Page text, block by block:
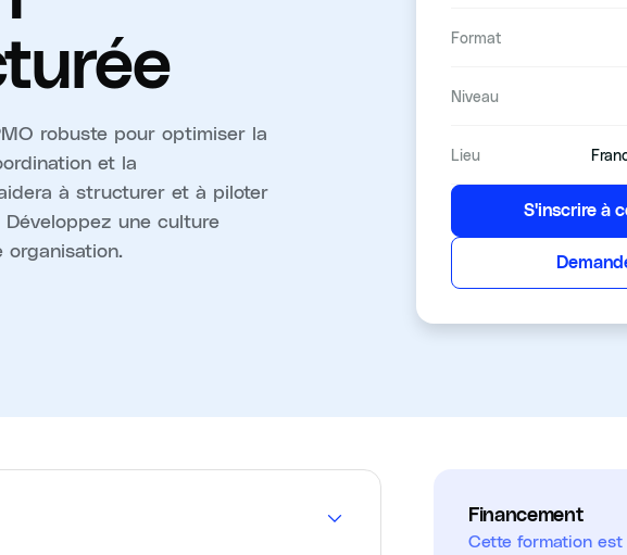
robuste pour optimiser la
et la
à structurer et à piloter
une culture
Format
Niveau
Lieu
S'inscrire à
Financement
Cette formation est